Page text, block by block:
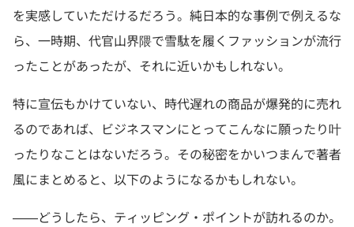
を実感していただけるだろう。純日本的な事例で例えるな
ら、一時期、代官山界隈で雪駄を履くファッションが流行
ったことがあったが、それに近いかもしれない。
特に宣伝もかけていない、時代遅れの商品が爆発的に売れ
るのであれば、ビジネスマンにとってこんなに願ったり叶
ったりなことはないだろう。その秘密をかいつまんで著者
風にまとめると、以下のようになるかもしれない。
——どうしたら、ティッピング・ポイントが訪れるのか。